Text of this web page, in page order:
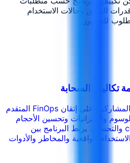
الفريق وحالات الاستخدام
للجمهور.
يساعد هذا البرنامج العملي المشاركين على إتقان FinOps المتقدم
والميزانيات وتحسين الأحجام
وshowback وchargeback والتحسين. يربط البرنامج بين
الواقعية والمخاطر والأدوات
التدريب حسب القطاع والأنظمة